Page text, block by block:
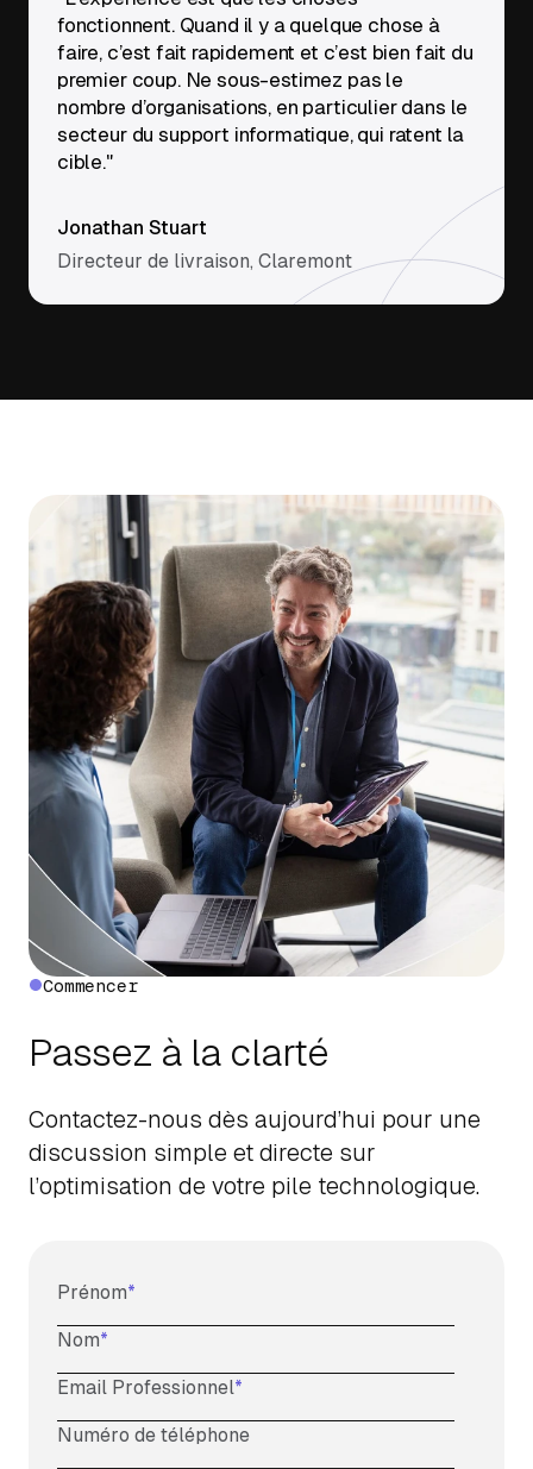
fonctionnent. Quand il y a quelque chose à
faire, c’est fait rapidement et c’est bien fait du
premier coup. Ne sous-estimez pas le
nombre d’organisations, en particulier dans le
secteur du support informatique, qui ratent la
cible."
Jonathan Stuart
Directeur de livraison, Claremont
Commencer
Passez à la clarté
Contactez-nous dès aujourd’hui pour une
discussion simple et directe sur
l’optimisation de votre pile technologique.
Prénom*
Nom*
Email Professionnel*
Numéro de téléphone